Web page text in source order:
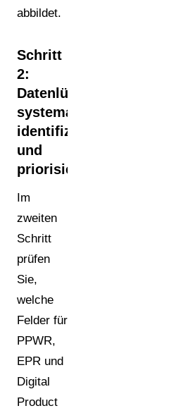
abbildet.
Schritt
2:
Datenlücken
systematisch
identifizieren
und
priorisieren
Im
zweiten
Schritt
prüfen
Sie,
welche
Felder für
PPWR,
EPR und
Digital
Product